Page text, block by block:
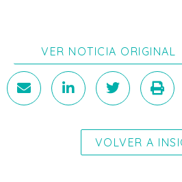
VER NOTICIA ORIGINAL
VOLVER A